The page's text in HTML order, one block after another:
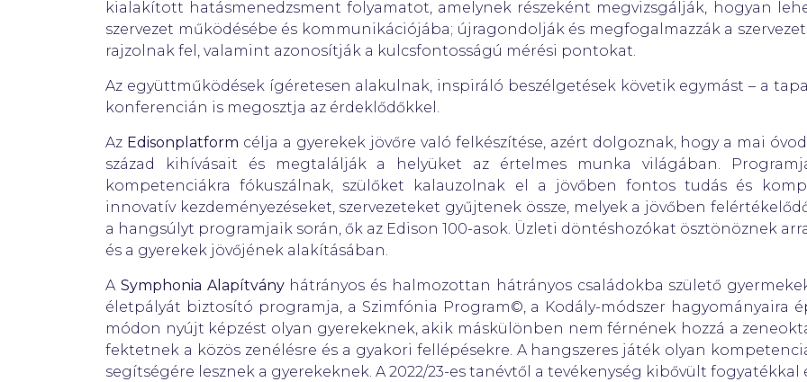
kialakított hatásmenedzsment folyamatot, amelynek részeként megvizsgálják, hogyan
szervezet működésébe és kommunikációjába; újragondolják és megfogalmazzák a
rajzolnak fel, valamint azonosítják a kulcsfontosságú mérési pontokat.
Az együttműködések ígéretesen alakulnak, inspiráló beszélgetések követik egymást – a
konferencián is megosztja az érdeklődőkkel.
Az Edisonplatform célja a gyerekek jövőre való felkészítése, azért dolgoznak, hogy a mai
század kihívásait és megtalálják a helyüket az értelmes munka világában.
kompetenciákra fókuszálnak, szülőket kalauzolnak el a jövőben fontos tudás és
innovatív kezdeményezéseket, szervezeteket gyűjtenek össze, melyek a jövőben
a hangsúlyt programjaik során, ők az Edison 100-asok. Üzleti döntéshozókat ösztönöznek
és a gyerekek jövőjének alakításában.
A Symphonia Alapítványhátrányos és halmozottan hátrányos családokba születő
életpályát biztosító programja, a Szimfónia Program©, a Kodály-módszer hagyományaira
módon nyújt képzést olyan gyerekeknek, akik máskülönben nem férnének hozzá a
fektetnek a közös zenélésre és a gyakori fellépésekre. A hangszeres játék olyan
segítségére lesznek a gyerekeknek. A 2022/23-es tanévtől a tevékenység kibővült